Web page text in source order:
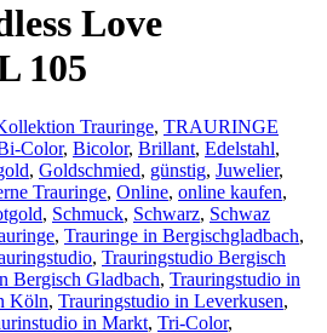
Love
105
Trauringe, TRAURINGE
Color, Bicolor, Brillant, Edelstahl,
, Goldschmied, günstig, Juwelier,
Trauringe, Online, online kaufen,
, Schmuck, Schwarz, Schwaz
, Trauringe in Bergischgladbach,
, Trauringstudio Bergisch
Bergisch Gladbach, Trauringstudio in
Köln, Trauringstudio in Leverkusen,
in Markt, Tri-Color,